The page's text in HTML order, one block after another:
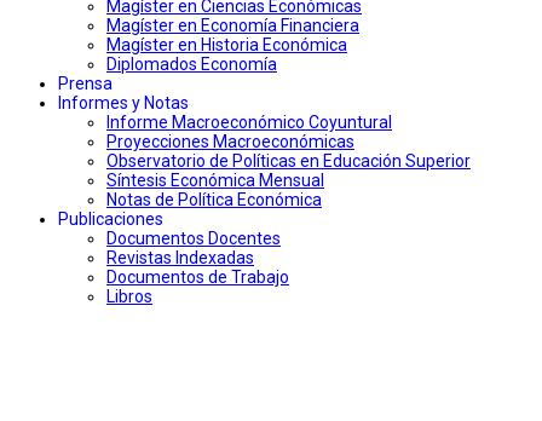
Magíster en Ciencias Económicas
Magíster en Economía Financiera
Magíster en Historia Económica
Diplomados Economía
Prensa
Informes y Notas
Informe Macroeconómico Coyuntural
Proyecciones Macroeconómicas
Observatorio de Políticas en Educación Superior
Síntesis Económica Mensual
Notas de Política Económica
Publicaciones
Documentos Docentes
Revistas Indexadas
Documentos de Trabajo
Libros